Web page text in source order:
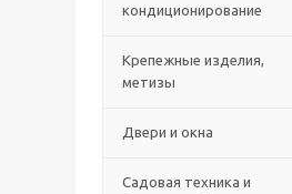
кондиционирование
Крепежные изделия,
метизы
Двери и окна
Садовая техника и